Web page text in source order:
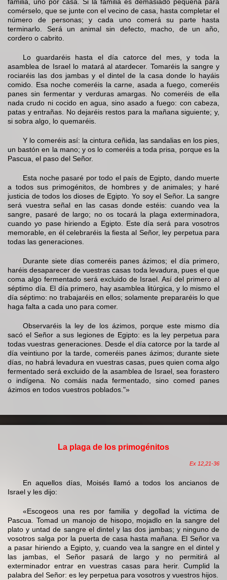
familia, uno por casa. Si la familia es demasiado pequeña para
comérselo, que se junte con el vecino de casa, hasta completar el
número de personas; y cada uno comerá su parte hasta
terminarlo. Será un animal sin defecto, macho, de un año,
cordero o cabrito.
Lo guardaréis hasta el día catorce del mes, y toda la
asamblea de Israel lo matará al atardecer. Tomaréis la sangre y
rociaréis las dos jambas y el dintel de la casa donde lo hayáis
comido. Esa noche comeréis la carne, asada a fuego, comeréis
panes sin fermentar y verduras amargas. No comeréis de ella
nada crudo ni cocido en agua, sino asado a fuego: con cabeza,
patas y entrañas. No dejaréis restos para la mañana siguiente; y,
si sobra algo, lo quemaréis.
Y lo comeréis así: la cintura ceñida, las sandalias en los pies,
un bastón en la mano; y os lo comeréis a toda prisa, porque es la
Pascua, el paso del Señor.
Esta noche pasaré por todo el país de Egipto, dando muerte
a todos sus primogénitos, de hombres y de animales; y haré
justicia de todos los dioses de Egipto. Yo soy el Señor. La sangre
será vuestra señal en las casas donde estéis: cuando vea la
sangre, pasaré de largo; no os tocará la plaga exterminadora,
cuando yo pase hiriendo a Egipto. Este día será para vosotros
memorable, en él celebraréis la fiesta al Señor, ley perpetua para
todas las generaciones.
Durante siete días comeréis panes ázimos; el día primero,
haréis desaparecer de vuestras casas toda levadura, pues el que
coma algo fermentado será excluido de Israel. Así del primero al
séptimo día. El día primero, hay asamblea litúrgica, y lo mismo el
día séptimo: no trabajaréis en ellos; solamente prepararéis lo que
haga falta a cada uno para comer.
Observaréis la ley de los ázimos, porque este mismo día
sacó el Señor a sus legiones de Egipto: es la ley perpetua para
todas vuestras generaciones. Desde el día catorce por la tarde al
día veintiuno por la tarde, comeréis panes ázimos; durante siete
días, no habrá levadura en vuestras casas, pues quien coma algo
fermentado será excluido de la asamblea de Israel, sea forastero
o indígena. No comáis nada fermentado, sino comed panes
ázimos en todos vuestros poblados."»
La plaga de los primogénitos
Ex 12,21-36
En aquellos días, Moisés llamó a todos los ancianos de
Israel y les dijo:
«Escogeos una res por familia y degollad la víctima de
Pascua. Tomad un manojo de hisopo, mojadlo en la sangre del
plato y untad de sangre el dintel y las dos jambas; y ninguno de
vosotros salga por la puerta de casa hasta mañana. El Señor va
a pasar hiriendo a Egipto, y, cuando vea la sangre en el dintel y
las jambas, el Señor pasará de largo y no permitirá al
exterminador entrar en vuestras casas para herir. Cumplid la
palabra del Señor: es ley perpetua para vosotros y vuestros hijos.